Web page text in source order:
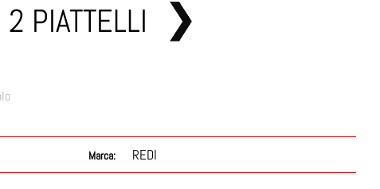
PIATTELLI
Marca: REDI